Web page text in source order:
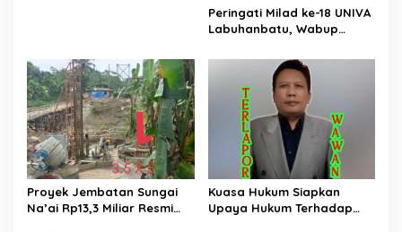
Peringati Milad ke-18 UNIVA
Labuhanbatu, Wabup
Unggul Menuju Indonesia
Proyek Jembatan Sungai
Na’ai Rp13,3 Miliar Resmi
Kuasa Hukum Siapkan
Upaya Hukum Terhadap